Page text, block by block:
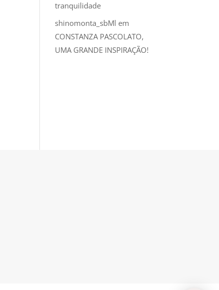
tranquilidade
shinomonta_sbMl em
CONSTANZA PASCOLATO,
UMA GRANDE INSPIRAÇÃO!